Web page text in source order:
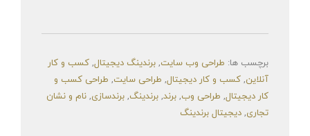
برچسب ها: طراحی وب سایت, برندینگ دیجیتال, کسب و کار
آنلاین, کسب و کار دیجیتال, طراحی سایت, طراحی کسب و
کار دیجیتال, طراحی وب, برند, برندینگ, برندسازی, نام و نشان
تجاری, دیجیتال برندینگ